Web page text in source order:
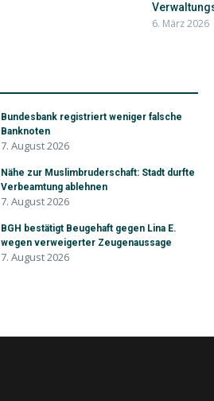
6. März 2026
Bundesbank registriert weniger falsche
Banknoten
7. August 2026
Nähe zur Muslimbruderschaft: Stadt durfte
Verbeamtung ablehnen
7. August 2026
BGH bestätigt Beugehaft gegen Lina E.
wegen verweigerter Zeugenaussage
7. August 2026